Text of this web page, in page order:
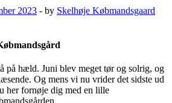
2023 - by Skelhøje Købmandsgaard
på hæld. Juni blev meget tør og solrig, og
Og mens vi nu vrider det sidste ud
her fornøje dig med en lille